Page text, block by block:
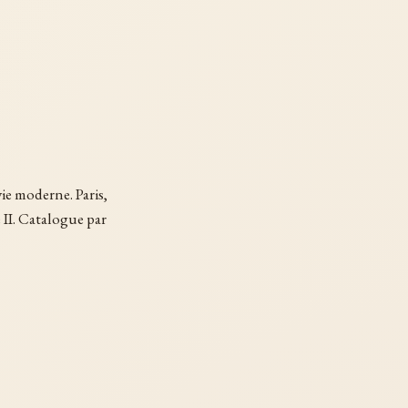
moderne. Paris,
II. Catalogue par